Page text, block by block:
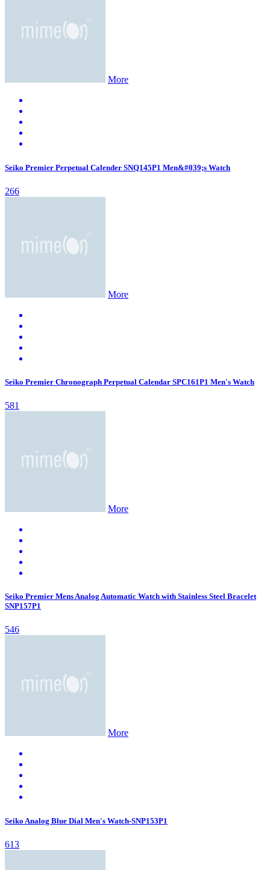
More
Seiko Premier Perpetual Calender SNQ145P1 Men&#039;s Watch
266
More
Seiko Premier Chronograph Perpetual Calendar SPC161P1 Men's Watch
581
More
Seiko Premier Mens Analog Automatic Watch with Stainless Steel Bracelet
SNP157P1
546
More
Seiko Analog Blue Dial Men's Watch-SNP153P1
613